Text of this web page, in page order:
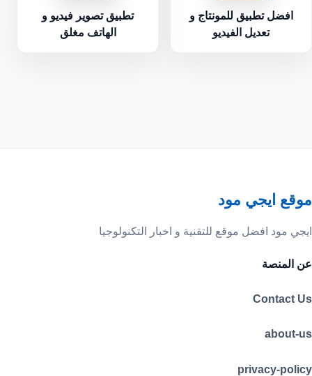
افضل تطبيق للمونتاج و
تعديل الفيديو
تطبيق تصوير فيديو و
الهاتف مغلق
موقع ايجي مود
ايجي مود افضل موقع للتقنية و اخبار التكنولوجيا
عن المنصة
Contact Us
about-us
privacy-policy